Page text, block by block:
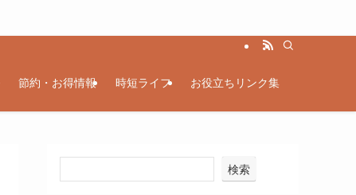
節約・お得情報 時短ライフ お役立ちリンク集
検索